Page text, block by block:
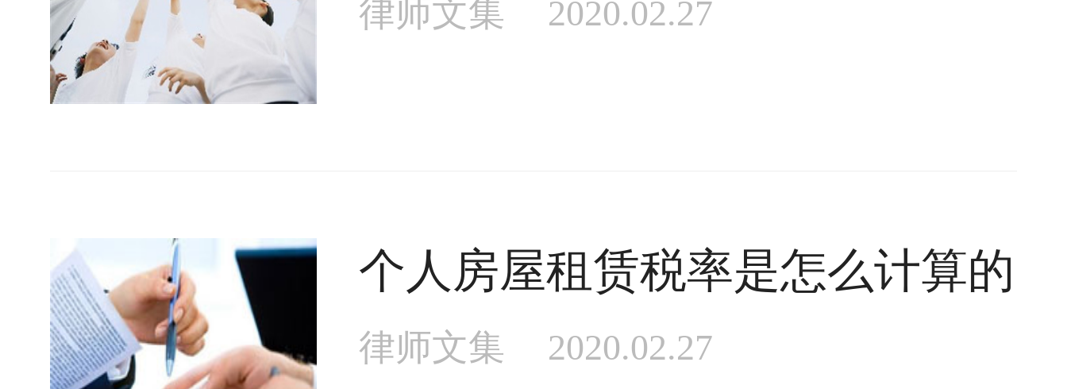
律师文集 2020.02.27
个人房屋租赁税率是怎么计算的
律师文集 2020.02.27